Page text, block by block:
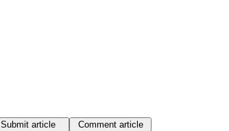
Submit article
Comment article